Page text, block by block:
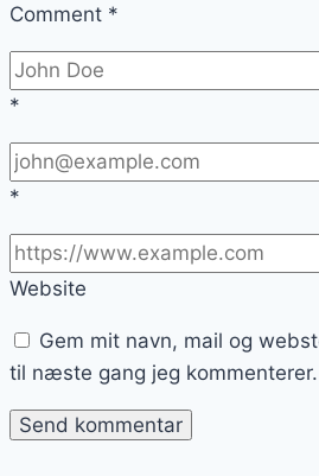
Comment *
*
*
Website
Gem mit navn, mail og
til næste gang jeg kommenterer.